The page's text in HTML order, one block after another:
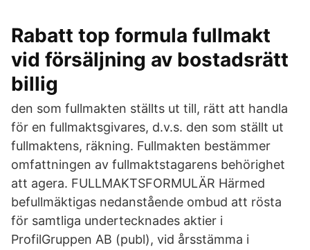
Rabatt top formula fullmakt
vid försäljning av bostadsrätt
billig
den som fullmakten ställts ut till, rätt att handla
för en fullmaktsgivares, d.v.s. den som ställt ut
fullmaktens, räkning. Fullmakten bestämmer
omfattningen av fullmaktstagarens behörighet
att agera. FULLMAKTSFORMULÄR Härmed
befullmäktigas nedanstående ombud att rösta
för samtliga undertecknades aktier i
ProfilGruppen AB (publ), vid årsstämma i